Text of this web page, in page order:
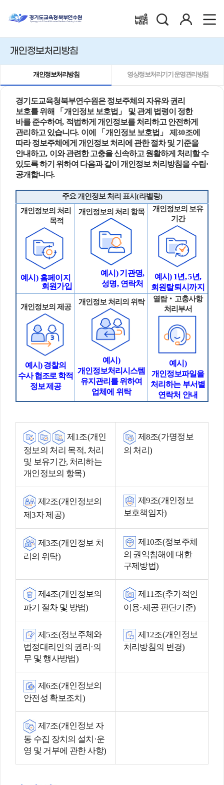
배움누리터
개인정보처리방침
개인정보처리방침 영상정보처리기기 운영관리방침
경기도교육청북부연수원은 정보주체의 자유와 권리
보호를 위해
「 개인정보 보호법 」 및 관계 법령이 정한
바를 준수하여, 적법하게 개인정보를 처리하고 안전하게
관리하고 있습니다. 이에 「 개인정보 보호법 」 제 30조에
따라 정보주체에게 개인정보 처리에 관한 절차 및 기준을
안내하고, 이와 관련한 고충을 신속하고 원활하게 처리할 수
있도록 하기 위하여 다음과 같이 개인정보 처리방침을 수립·
공개합니다.
주요 개인정보 처리 표시 (라벨링)
개인정보의 처리
목적
예시 ) 홈페이지
회원가입
개인정보의 처리 항목
예시 )기관명,
성명, 연락처
개인정보의 보유
기간
예시) 1년, 5년,
회원탈퇴시까지
개인정보의 제공
예시)경찰의
수사 협조로 학적
정보 제공
개인정보 처리의 위탁
예시 )
개인정보처리시스템
유지관리를 위하여
업체에 위탁
열람‧ 고충사항
처리부서
예시 )
개인정보파일을
처리하는 부서별
연락처 안내
제1조(개인
정보의 처리 목적, 처리
및 보유기간, 처리하는
개인정보의 항목)
제2조(개인정보의
제3자 제공)
제3조(개인정보 처
리의 위탁)
제4조(개인정보의
파기 절차 및 방법)
제5조(정보주체와
법정대리인의 권리 ·의
무 및 행사방법)
제6조(개인정보의
안전성 확보조치)
제 7조(개인정보 자
동 수집 장치의 설치 ·운
영 및 거부에 관한 사항)
제8조(가명정보
의 처리)
제9조(개인정보
보호책임자)
제10조(정보주체
의 권익침해에 대한
구제방법)
제11조(추가적인
이용·제공 판단기준)
제12조(개인정보
처리방침의 변경)